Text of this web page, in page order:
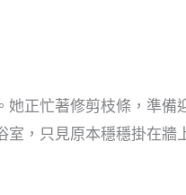
她正忙著修剪枝條，準備
室，只見原本穩穩掛在牆